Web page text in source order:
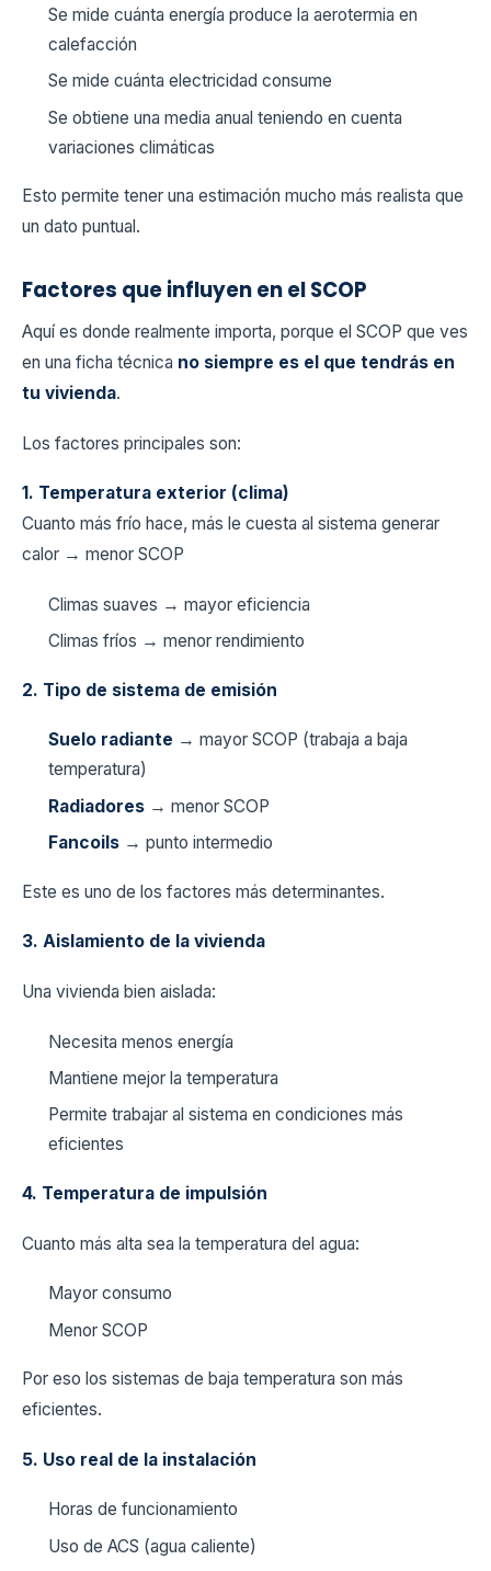
Se mide cuánta energía produce la aerotermia en
calefacción
Se mide cuánta electricidad consume
Se obtiene una media anual teniendo en cuenta
variaciones climáticas
Esto permite tener una estimación mucho más realista que
un dato puntual.
Factores que influyen en el SCOP
Aquí es donde realmente importa, porque el SCOP que ves
en una ficha técnica no siempre es el que tendrás en
tu vivienda.
Los factores principales son:
1. Temperatura exterior (clima)
Cuanto más frío hace, más le cuesta al sistema generar
calor → menor SCOP
Climas suaves → mayor eficiencia
Climas fríos → menor rendimiento
2. Tipo de sistema de emisión
Suelo radiante → mayor SCOP (trabaja a baja
temperatura)
Radiadores → menor SCOP
Fancoils → punto intermedio
Este es uno de los factores más determinantes.
3. Aislamiento de la vivienda
Una vivienda bien aislada:
Necesita menos energía
Mantiene mejor la temperatura
Permite trabajar al sistema en condiciones más
eficientes
4. Temperatura de impulsión
Cuanto más alta sea la temperatura del agua:
Mayor consumo
Menor SCOP
Por eso los sistemas de baja temperatura son más
eficientes.
5. Uso real de la instalación
Horas de funcionamiento
Uso de ACS (agua caliente)